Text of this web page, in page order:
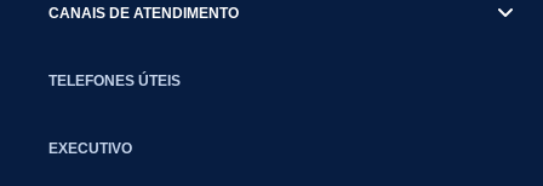
CANAIS DE ATENDIMENTO
TELEFONES ÚTEIS
EXECUTIVO